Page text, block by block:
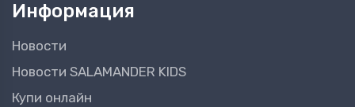
Информация
Новости
Новости SALAMANDER KIDS
Купи онлайн